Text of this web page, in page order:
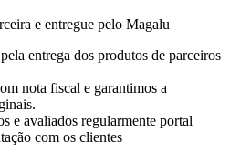
e entregue pelo Magalu
entrega dos produtos de parceiros
nota fiscal e garantimos a
e avaliados regularmente portal
com os clientes